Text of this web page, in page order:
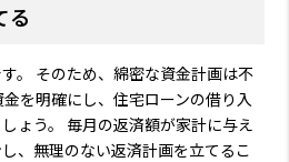
る
。 そのため、綿密な資金計画は不
を明確にし、住宅ローンの借り入
ょう。 毎月の返済額が家計に与え
、無理のない返済計画を立てるこ